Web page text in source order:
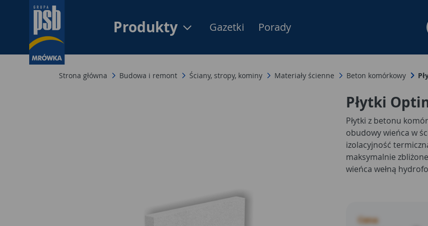
Produkty Menu Produktów,
Gazetki Porady
Strona główna Budowa i remont Ściany, stropy, kominy Materiały ścienne Beton komórkowy
Płytki
Płytki z betonu
obudowy wieńca w
izolacyjność
maksymalnie
wieńca wełną
między płytką a
wyrównawczą w
Cena